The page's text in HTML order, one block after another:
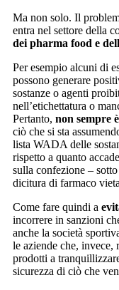
Ma non solo. Il
entra nel settore della
dei pharma food e
Per esempio alcuni di
possono generare
sostanze o agenti
nell’etichettatura o
Pertanto, non sempre
ciò che si sta
lista WADA delle
rispetto a quanto
sulla confezione –
dicitura di farmaco
Come fare quindi a
incorrere in sanzioni
anche la società
le aziende che, invece,
prodotti a
sicurezza di ciò che